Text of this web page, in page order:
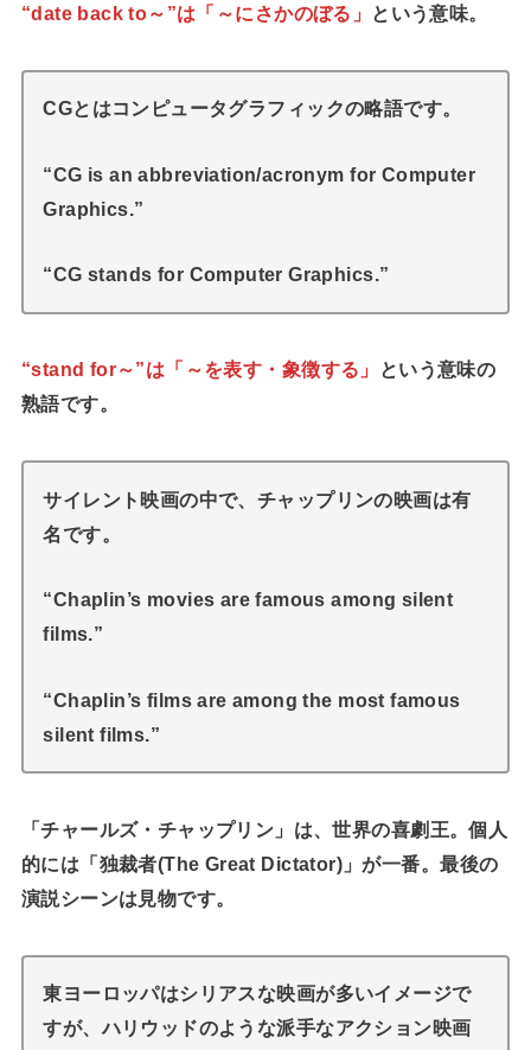
“date back to～”は「～にさかのぼる」 という意味。
CGとはコンピュータグラフィックの略語です。
“CG is an abbreviation/acronym for Computer
Graphics.”
“CG stands for Computer Graphics.”
“stand for～”は「～を表す・象徴する」
という意味の
熟語です。
サイレント映画の中で、チャップリンの映画は有
名です。
“Chaplin’s movies are famous among silent
films.”
“Chaplin’s films are among the most famous
silent films.”
「チャールズ・チャップリン」は、世界の喜劇王。個人
的には「独裁者(The Great Dictator)」が一番。最後の
演説シーンは見物です。
東ヨーロッパはシリアスな映画が多いイメージで
すが、ハリウッドのような派手なアクション映画